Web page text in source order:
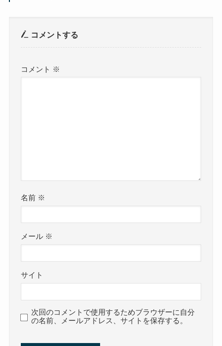
コメントする
コメント ※
名前 ※
メール ※
サイト
次回のコメントで使用するためブラウザーに自分
の名前、メールアドレス、サイトを保存する。